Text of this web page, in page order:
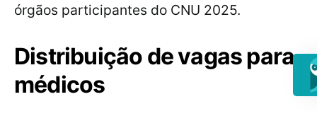
órgãos participantes do CNU 2025.
Distribuição de vagas para
médicos